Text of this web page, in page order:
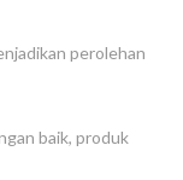
perolehan
baik, produk